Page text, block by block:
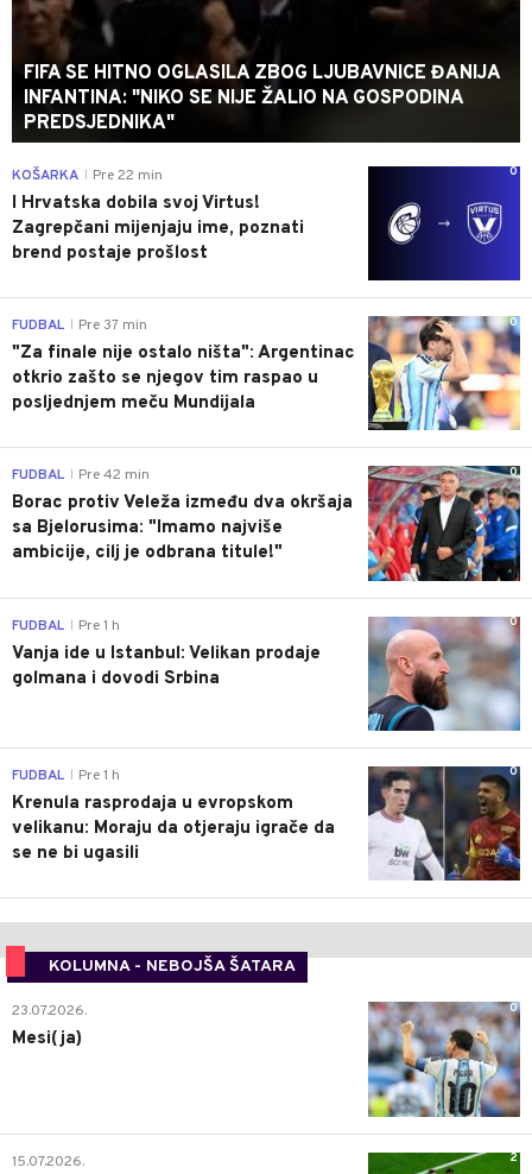
FIFA SE HITNO OGLASILA ZBOG LJUBAVNICE ĐANIJA
INFANTINA: "NIKO SE NIJE ŽALIO NA GOSPODINA
PREDSJEDNIKA"
0
KOŠARKA Pre 22 min
I Hrvatska dobila svoj Virtus!
Zagrepčani mijenjaju ime, poznati
brend postaje prošlost
0
FUDBAL Pre 37 min
"Za finale nije ostalo ništa": Argentinac
otkrio zašto se njegov tim raspao u
posljednjem meču Mundijala
0
FUDBAL Pre 42 min
Borac protiv Veleža između dva okršaja
sa Bjelorusima: "Imamo najviše
ambicije, cilj je odbrana titule!"
0
FUDBAL Pre 1 h
Vanja ide u Istanbul: Velikan prodaje
golmana i dovodi Srbina
0
FUDBAL Pre 1 h
Krenula rasprodaja u evropskom
velikanu: Moraju da otjeraju igrače da
se ne bi ugasili
KOLUMNA - NEBOJŠA ŠATARA
0
23.07.2026.
Mesi(ja)
2
15.07.2026.